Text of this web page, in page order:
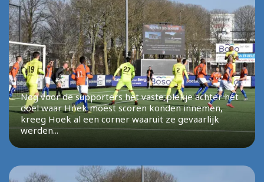
Nog voor de supporters het vaste plekje achter het
doel waar Hoek moest scoren konden innemen,
kreeg Hoek al een corner waaruit ze gevaarlijk
werden...